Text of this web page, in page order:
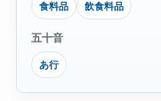
食料品 飲食料品
五十音
あ行